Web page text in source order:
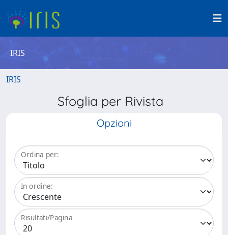
IRIS
IRIS
Sfoglia per Rivista
Opzioni
Ordina per:
In ordine:
Risultati/Pagina